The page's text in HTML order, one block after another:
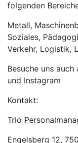
folgenden
Metall,
Soziales,
Verkehr, Logistik,
Besuche uns
und Instagram
Kontakt:
Trio
Engelsberg 12,